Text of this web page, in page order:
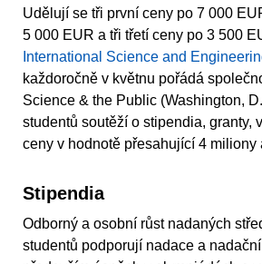
Udělují se tři první ceny po 7 000
5 000 EUR a tři třetí ceny po 3 500
International Science and
každoročně v květnu pořádá
Science & the Public (Washington,
studentů soutěží o stipendia, granty,
ceny v hodnotě přesahující 4 miliony
Stipendia
Odborný a osobní růst nadaných
studentů podporují nadace a